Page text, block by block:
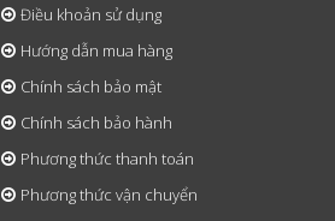
Điều khoản sử dụng
Hướng dẫn mua hàng
Chính sách bảo mật
Chính sách bảo hành
Phương thức thanh toán
Phương thức vận chuyển